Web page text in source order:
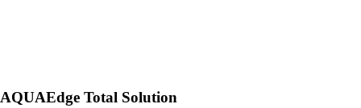
AQUAEdge Total Solution